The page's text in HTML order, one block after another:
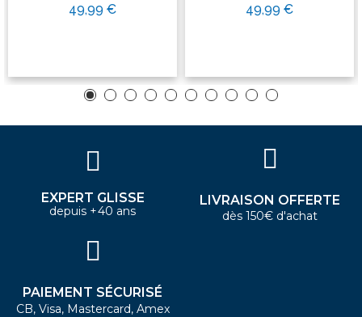
49,99 € 49,99 €
EXPERT GLISSE
depuis +40 ans
LIVRAISON OFFERTE
dès 150€ d'achat
PAIEMENT SÉCURISÉ
CB, Visa, Mastercard, Amex